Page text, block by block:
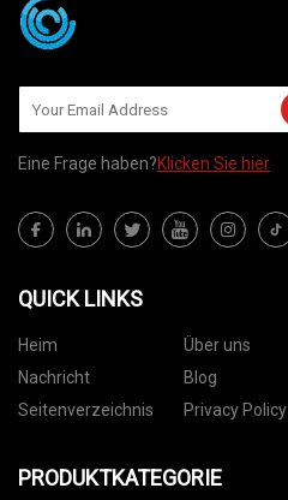
Eine Frage haben?Klicken Sie hier
QUICK LINKS
Heim Über uns
Nachricht
Blog
Seitenverzeichnis
Privacy Policy
PRODUKTKATEGORIE